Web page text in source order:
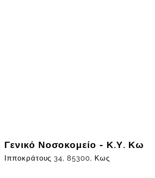
Γενικό Νοσοκομείο - Κ.Υ. Κω
Ιπποκράτους 34, 85300, Κως